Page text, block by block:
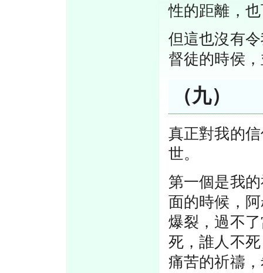
性的距離，
但這也沒有
督徒的時侯
（九）
真正對我的
世。
第一個是我
面的時候，
爆裂，過不
死，誰人不
痛苦的祈禱